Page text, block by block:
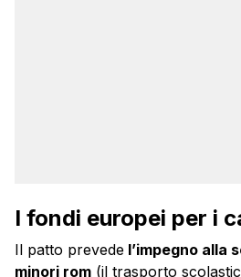
I fondi europei per i
Il patto prevede l’impegno alla
minori rom (il trasporto